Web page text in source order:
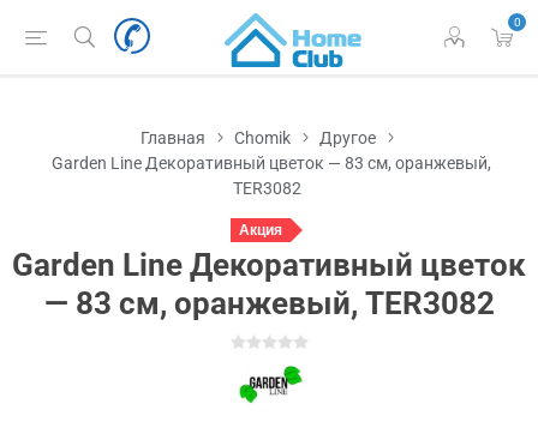
0
Главная Chomik
Другое
Garden Line Декоративный цветок — 83 см, оранжевый,
TER3082
Акция
Garden Line Декоративный цветок
— 83 см, оранжевый, TER3082